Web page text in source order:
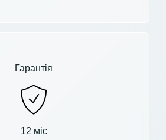
Гарантія
12 міс